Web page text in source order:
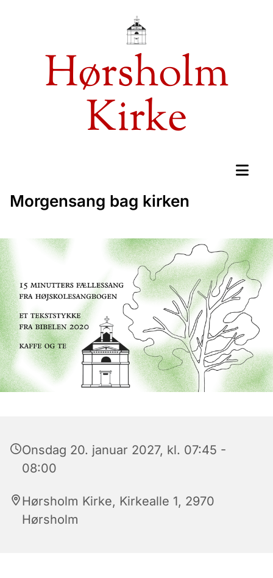
Hørsholm
Kirke
Morgensang bag kirken
Onsdag 20. januar 2027, kl. 07:45 -
08:00
Hørsholm Kirke, Kirkealle 1, 2970
Hørsholm